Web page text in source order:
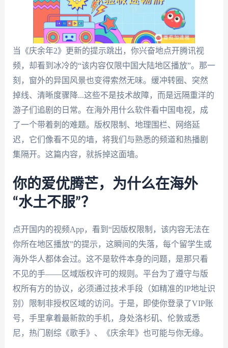
当《庆余年2》更新的提示跳出，你兴奋地点开腾讯视
频，却看到冰冷的“该内容仅限中国大陆地区播放”。那一
刻，窗外的异国风景也变得索然无味。缓冲转圈、突然
掉线、清晰度骤降...这些不是技术故障，而是远隔重洋的
游子们追剧的日常。在海外用什么软件看中国电视，成
了一个带着刺的难题。版权限制、地理围栏、网络延
迟，它们像看不见的墙，将我们与熟悉的频道和热播剧
集隔开。这篇内容，就拆掉这面墙。
你的爱优腾芒，为什么在海外
“水土不服”？
点开国内的视频App，看到“因版权限制，该内容无法在
你所在地区播放”的提示，这瞬间的失落，每个留学生或
海外华人都体会过。这不是软件本身的问题，是那只看
不见的手——区域版权许可的规则。平台为了遵守与版
权所有方的协议，必须通过技术手段（如精准的IP地址识
别）限制非授权区域的访问。于是，即使你登录了VIP账
号，手里拿着最新款的手机，身处洛杉矶、伦敦或悉
尼，热门剧综《歌手》、《庆余年》也可能与你无缘。